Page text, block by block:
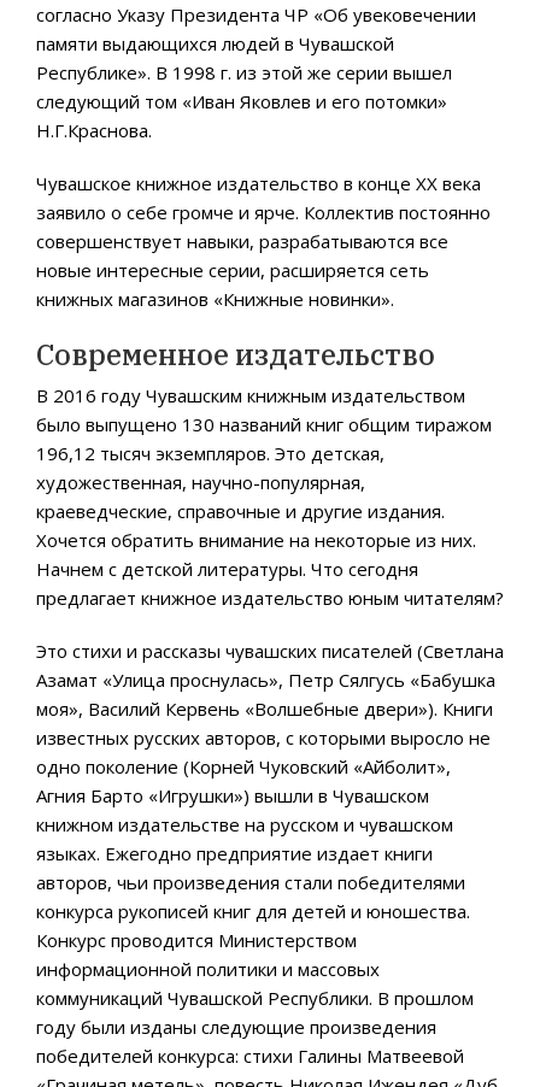
согласно Указу Президента ЧР «Об увековечении
памяти выдающихся людей в Чувашской
Республике». В 1998 г. из этой же серии вышел
следующий том «Иван Яковлев и его потомки»
Н.Г.Краснова.
Чувашское книжное издательство в конце ХХ века
заявило о себе громче и ярче. Коллектив постоянно
совершенствует навыки, разрабатываются все
новые интересные серии, расширяется сеть
книжных магазинов «Книжные новинки».
Современное издательство
В 2016 году Чувашским книжным издательством
было выпущено 130 названий книг общим тиражом
196,12 тысяч экземпляров. Это детская,
художественная, научно-популярная,
краеведческие, справочные и другие издания.
Хочется обратить внимание на некоторые из них.
Начнем с детской литературы. Что сегодня
предлагает книжное издательство юным читателям?
Это стихи и рассказы чувашских писателей (Светлана
Азамат «Улица проснулась», Петр Сялгусь «Бабушка
моя», Василий Кервень «Волшебные двери»). Книги
известных русских авторов, с которыми выросло не
одно поколение (Корней Чуковский «Айболит»,
Агния Барто «Игрушки») вышли в Чувашском
книжном издательстве на русском и чувашском
языках. Ежегодно предприятие издает книги
авторов, чьи произведения стали победителями
конкурса рукописей книг для детей и юношества.
Конкурс проводится Министерством
информационной политики и массовых
коммуникаций Чувашской Республики. В прошлом
году были изданы следующие произведения
победителей конкурса: стихи Галины Матвеевой